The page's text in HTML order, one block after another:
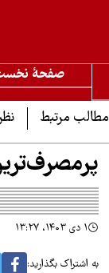
صفحۀ
مطالب مرتبط
۱ دی ۱۴۰۳، ۱۳:۲۷
به اشتراک بگذارید: